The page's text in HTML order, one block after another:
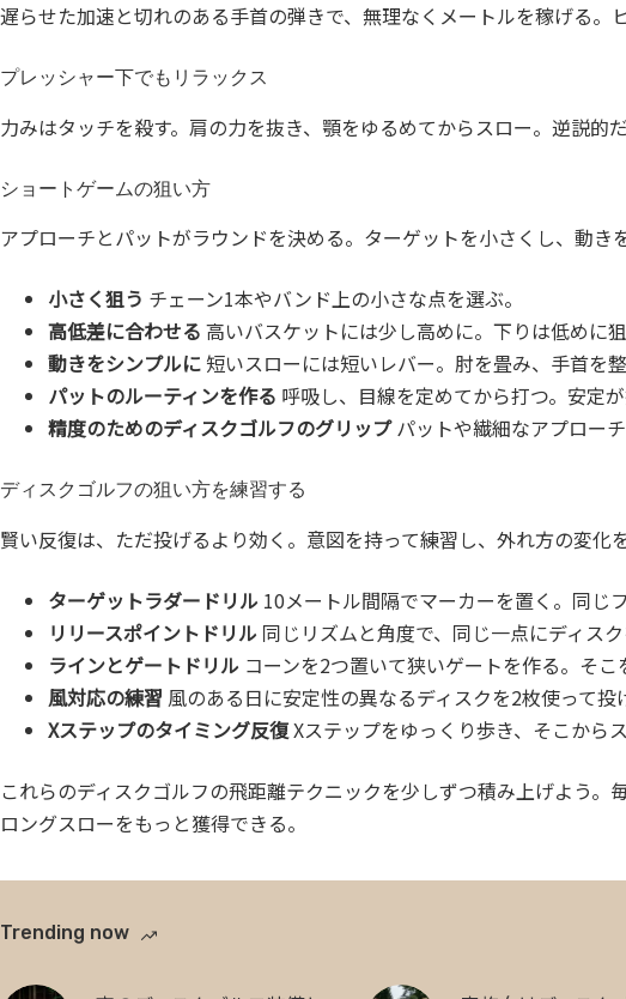
遅らせた加速と切れのある手首の弾きで、無理なくメートルを稼げる。
プレッシャー下でもリラックス
力みはタッチを殺す。肩の力を抜き、顎をゆるめてからスロー。逆説的
ショートゲームの狙い方
アプローチとパットがラウンドを決める。ターゲットを小さくし、動き
小さく狙う チェーン1本やバンド上の小さな点を選ぶ。
高低差に合わせる 高いバスケットには少し高めに。下りは低めに
動きをシンプルに 短いスローには短いレバー。肘を畳み、手首を整
パットのルーティンを作る 呼吸し、目線を定めてから打つ。安定が
精度のためのディスクゴルフのグリップパットや繊細なアプロー
ディスクゴルフの狙い方を練習する
賢い反復は、ただ投げるより効く。意図を持って練習し、外れ方の変化
ターゲットラダードリル 10メートル間隔でマーカーを置く。同じ
リリースポイントドリル 同じリズムと角度で、同じ一点にディス
ラインとゲートドリル コーンを2つ置いて狭いゲートを作る。そ
風対応の練習 風のある日に安定性の異なるディスクを2枚使って
Xステップのタイミング反復Xステップをゆっくり歩き、そこから
これらのディスクゴルフの飛距離テクニックを少しずつ積み上げよう
ロングスローをもっと獲得できる。
Trending now